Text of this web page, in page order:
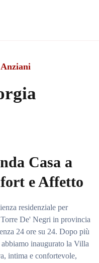
Casa a
e Affetto
residenziale per
De' Negri in provincia
24 ore su 24. Dopo più
inaugurato la Villa
intima e confortevole,